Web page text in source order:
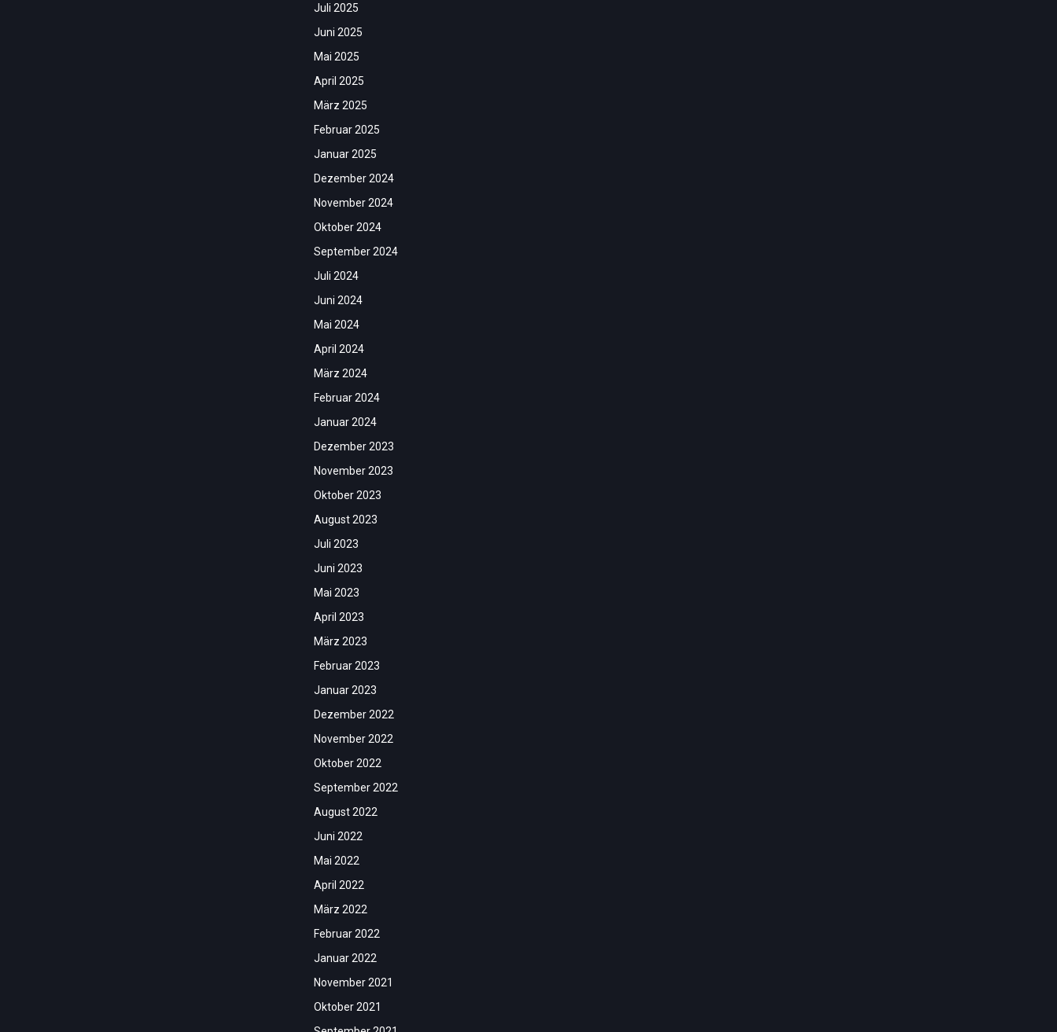
Juli 2025
Juni 2025
Mai 2025
April 2025
März 2025
Februar 2025
Januar 2025
Dezember 2024
November 2024
Oktober 2024
September 2024
Juli 2024
Juni 2024
Mai 2024
April 2024
März 2024
Februar 2024
Januar 2024
Dezember 2023
November 2023
Oktober 2023
August 2023
Juli 2023
Juni 2023
Mai 2023
April 2023
März 2023
Februar 2023
Januar 2023
Dezember 2022
November 2022
Oktober 2022
September 2022
August 2022
Juni 2022
Mai 2022
April 2022
März 2022
Februar 2022
Januar 2022
November 2021
Oktober 2021